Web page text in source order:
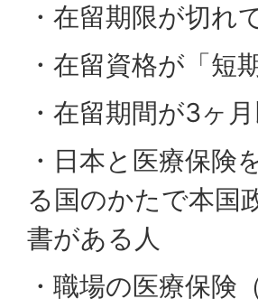
・在留期限が切れ
・在留資格が「短
・在留期間が3ヶ
・日本と医療保険
る国のかたで本国
書がある人
・職場の医療保険